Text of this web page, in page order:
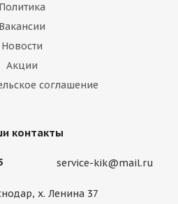
Политика
Вакансии
Новости
Акции
соглашение
контакты
service-kik@mail.ru
х. Ленина 37